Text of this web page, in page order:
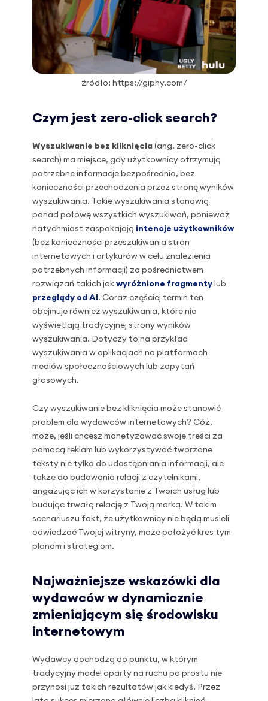
źródło: https://giphy.com/
Czym jest zero-click search?
Wyszukiwanie bez kliknięcia (ang. zero-click
search) ma miejsce, gdy użytkownicy otrzymują
potrzebne informacje bezpośrednio, bez
konieczności przechodzenia przez stronę wyników
wyszukiwania. Takie wyszukiwania stanowią
ponad połowę wszystkich wyszukiwań, ponieważ
natychmiast zaspokajają intencje użytkowników
(bez konieczności przeszukiwania stron
internetowych i artykułów w celu znalezienia
potrzebnych informacji) za pośrednictwem
rozwiązań takich jak wyróżnione fragmenty lub
przeglądy od AI . Coraz częściej termin ten
obejmuje również wyszukiwania, które nie
wyświetlają tradycyjnej strony wyników
wyszukiwania. Dotyczy to na przykład
wyszukiwania w aplikacjach na platformach
mediów społecznościowych lub zapytań
głosowych.
Czy wyszukiwanie bez kliknięcia może stanowić
problem dla wydawców internetowych? Cóż,
może, jeśli chcesz monetyzować swoje treści za
pomocą reklam lub wykorzystywać tworzone
teksty nie tylko do udostępniania informacji, ale
także do budowania relacji z czytelnikami,
angażując ich w korzystanie z Twoich usług lub
budując trwałą relację z Twoją marką. W takim
scenariuszu fakt, że użytkownicy nie będą musieli
odwiedzać Twojej witryny, może położyć kres tym
planom i strategiom.
Najważniejsze wskazówki dla
wydawców w dynamicznie
zmieniającym się środowisku
internetowym
Wydawcy dochodzą do punktu, w którym
tradycyjny model oparty na ruchu po prostu nie
przynosi już takich rezultatów jak kiedyś. Przez